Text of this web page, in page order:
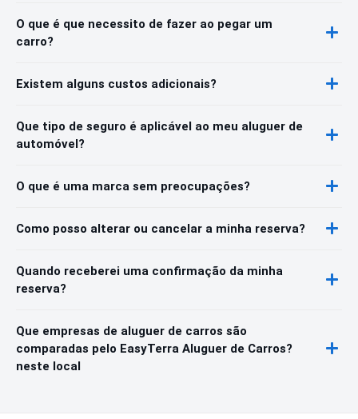
O que é que necessito de fazer ao pegar um
carro?
Existem alguns custos adicionais?
Que tipo de seguro é aplicável ao meu aluguer de
automóvel?
O que é uma marca sem preocupações?
Como posso alterar ou cancelar a minha reserva?
Quando receberei uma confirmação da minha
reserva?
Que empresas de aluguer de carros são
comparadas pelo EasyTerra Aluguer de Carros?
neste local